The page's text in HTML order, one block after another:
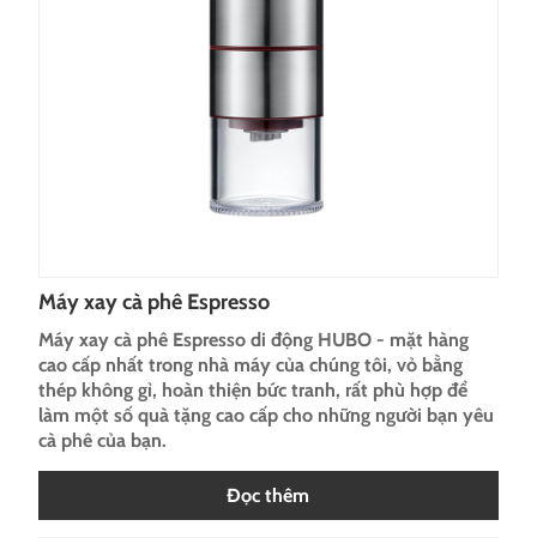
Máy xay cà phê Espresso
Máy xay cà phê Espresso di động HUBO - mặt hàng
cao cấp nhất trong nhà máy của chúng tôi, vỏ bằng
thép không gỉ, hoàn thiện bức tranh, rất phù hợp để
làm một số quà tặng cao cấp cho những người bạn yêu
cà phê của bạn.
Đọc thêm